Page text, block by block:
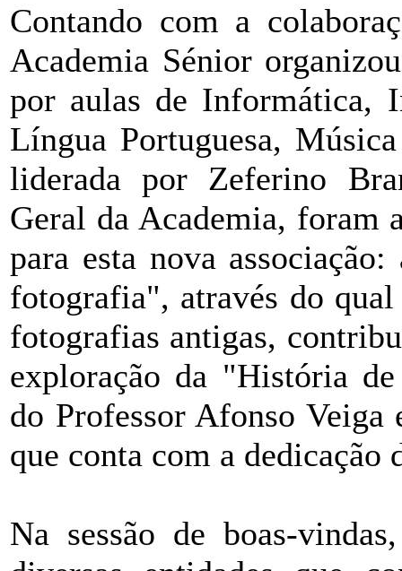
Contando com a
Academia Sénior
por aulas de Informática,
Língua Portuguesa,
liderada por Zeferino
Geral da Academia, foram
para esta nova
fotografia", através do
fotografias antigas,
exploração da "História
do Professor Afonso
que conta com a
Na sessão de boas-